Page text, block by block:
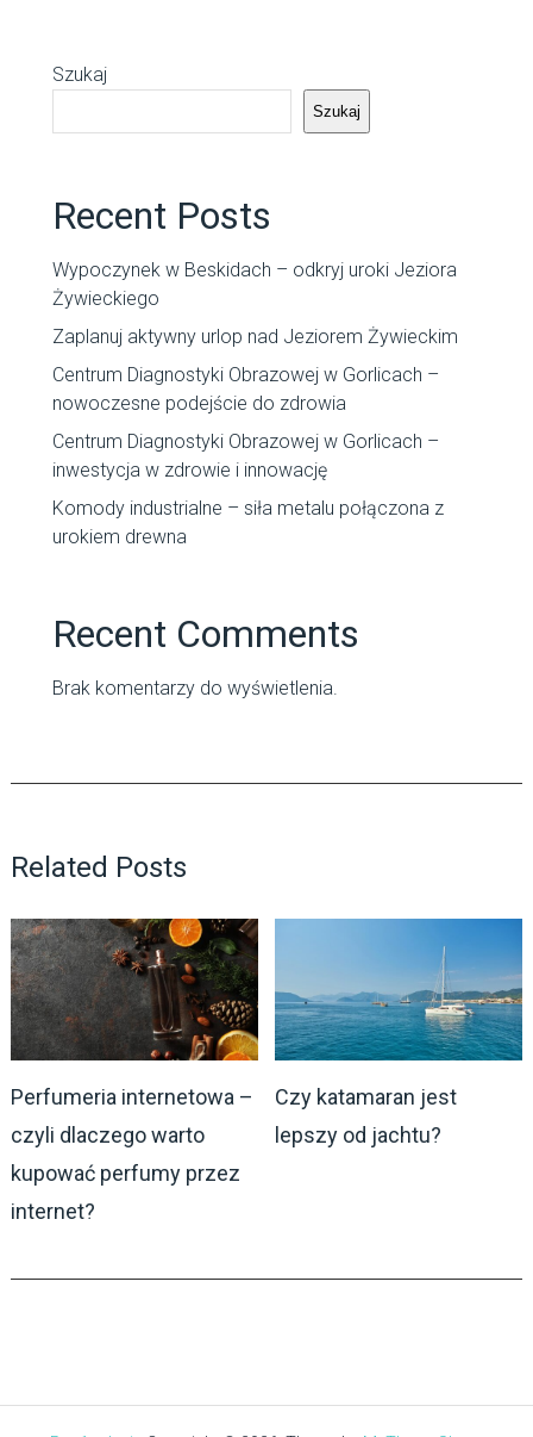
Szukaj
Szukaj
Recent Posts
Wypoczynek w Beskidach – odkryj uroki Jeziora
Żywieckiego
Zaplanuj aktywny urlop nad Jeziorem Żywieckim
Centrum Diagnostyki Obrazowej w Gorlicach –
nowoczesne podejście do zdrowia
Centrum Diagnostyki Obrazowej w Gorlicach –
inwestycja w zdrowie i innowację
Komody industrialne – siła metalu połączona z
urokiem drewna
Recent Comments
Brak komentarzy do wyświetlenia.
Related Posts
Perfumeria internetowa –
czyli dlaczego warto
kupować perfumy przez
internet?
Czy katamaran jest
lepszy od jachtu?